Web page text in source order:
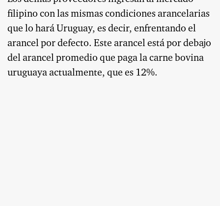
filipino con las mismas condiciones arancelarias
que lo hará Uruguay, es decir, enfrentando el
arancel por defecto. Este arancel está por debajo
del arancel promedio que paga la carne bovina
uruguaya actualmente, que es 12%.